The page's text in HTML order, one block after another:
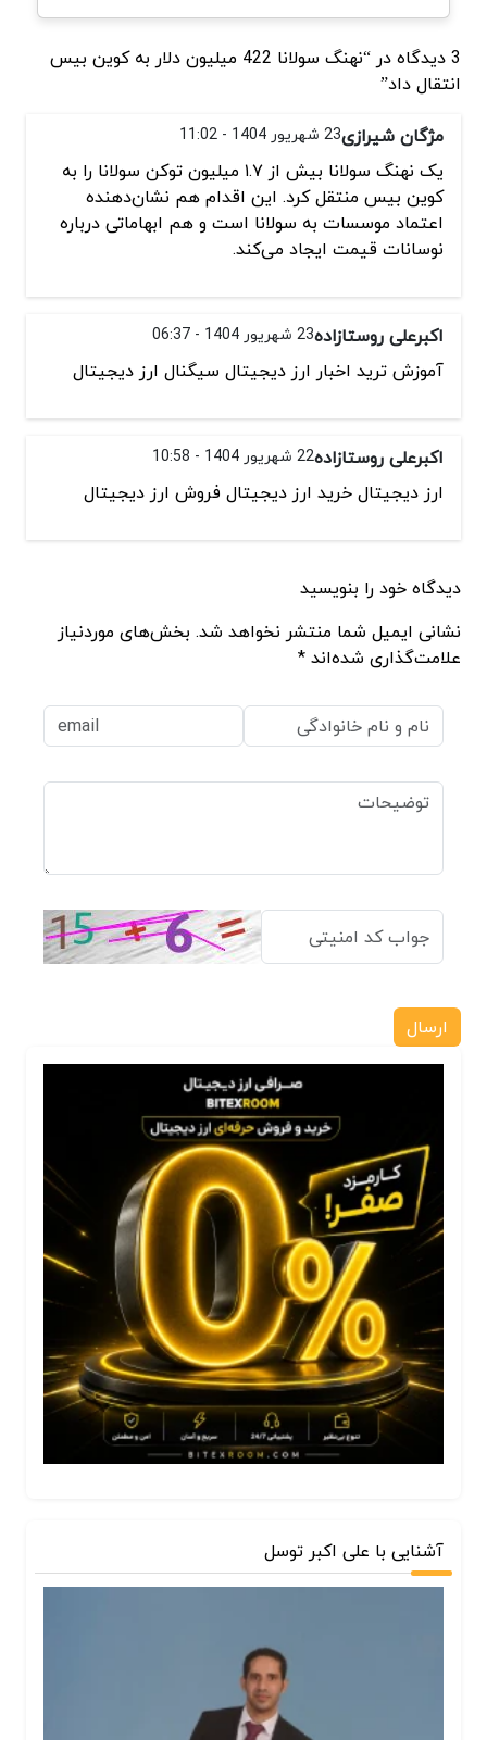
3 دیدگاه در “نهنگ سولانا 422 میلیون دلار به کوین بیس
انتقال داد”
مژگان شیرازی23 شهریور 1404 - 11:02
یک نهنگ سولانا بیش از ۱.۷ میلیون توکن سولانا را به
کوین بیس منتقل کرد. این اقدام هم نشان‌دهنده
اعتماد موسسات به سولانا است و هم ابهاماتی درباره
نوسانات قیمت ایجاد می‌کند.
اکبرعلی روستازاده23 شهریور 1404 - 06:37
آموزش ترید اخبار ارز دیجیتال سیگنال ارز دیجیتال
اکبرعلی روستازاده22 شهریور 1404 - 10:58
ارز دیجیتال خرید ارز دیجیتال فروش ارز دیجیتال
دیدگاه خود را بنویسید
نشانی ایمیل شما منتشر نخواهد شد. بخش‌های موردنیاز
علامت‌گذاری شده‌اند *
ارسال
آشنایی با علی اکبر توسل